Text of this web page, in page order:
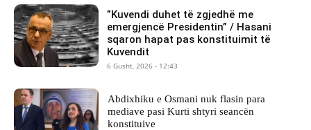
​”Kuvendi duhet të zgjedhë me
emergjencë Presidentin” / Hasani
sqaron hapat pas konstituimit të
Kuvendit
6 Gusht, 2026 - 12:43
Abdixhiku e Osmani nuk flasin para
mediave pasi Kurti shtyri seancën
konstituive